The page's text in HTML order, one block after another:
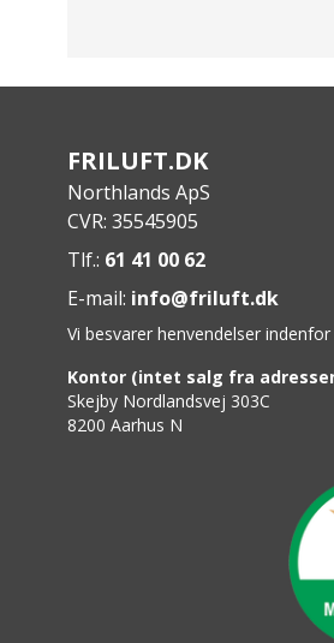
FRILUFT.DK
Northlands ApS
CVR: 35545905
Tlf.: 61 41 00 62
E-mail: info@friluft.dk
Vi besvarer henvendelser
Kontor (intet salg fra
Skejby Nordlandsvej 303C
8200 Aarhus N